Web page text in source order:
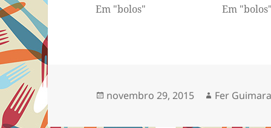
Em "bolos" Em "bolos"
Publicado
novembro 29, 2015 Autor
Fer